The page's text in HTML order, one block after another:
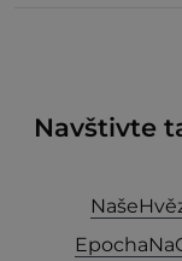
Navštivte